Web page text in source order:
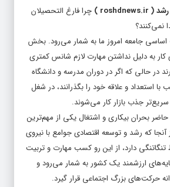
(
roshdnews.ir
) چرا فارغ التحصیلان
نمی‌کنند؟
اساسی جامعه امروز ما به شمار می‌رود. بخش
کار به دلیل نداشتن مهارت لازم شانس کمتری
در حالی که اگر در دوران مدرسه و دانشگاه
استعداد و علاقه خود را بگذرانند، در شغل
سریع‌تر جذب بازار کار می‌شوند.
بحران بیکاری و اشتغال یکی از مهم‌ترین
که رشد و توسعه اقتصادی جوامع با ‌نیروی
تنگاتنگی دارد، از این رو کسب مهارت و تربیت
ارزشمند یک کشور به شمار می‌رود و
حرکت‌های‌ بزرگ‌ اجتماعی‌ قرار گیرد.